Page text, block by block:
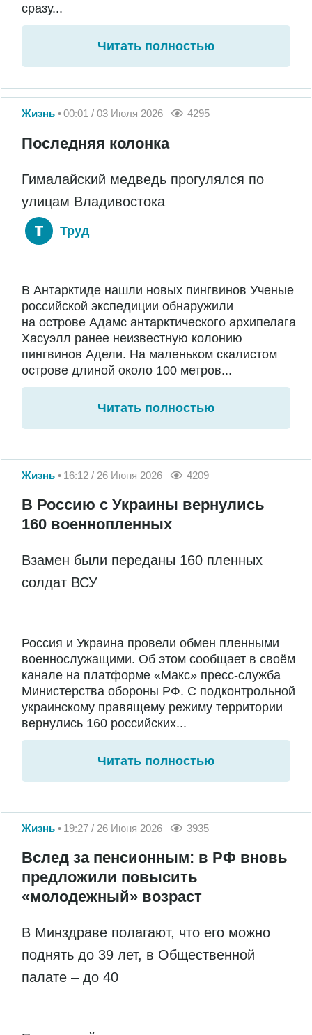
сразу...
Читать полностью
Жизнь 00:01 / 03 Июля 2026 4295
Последняя колонка
Гималайский медведь прогулялся по
улицам Владивостока
Труд
В Антарктиде нашли новых пингвинов Ученые
российской экспедиции обнаружили
на острове Адамс антарктического архипелага
Хасуэлл ранее неизвестную колонию
пингвинов Адели. На маленьком скалистом
острове длиной около 100 метров...
Читать полностью
Жизнь 16:12 / 26 Июня 2026 4209
В Россию с Украины вернулись
160 военнопленных
Взамен были переданы 160 пленных
солдат ВСУ
Россия и Украина провели обмен пленными
военнослужащими. Об этом сообщает в своём
канале на платформе «Макс» пресс-служба
Министерства обороны РФ. С подконтрольной
украинскому правящему режиму территории
вернулись 160 российских...
Читать полностью
Жизнь 19:27 / 26 Июня 2026 3935
Вслед за пенсионным: в РФ вновь
предложили повысить
«молодежный» возраст
В Минздраве полагают, что его можно
поднять до 39 лет, в Общественной
палате – до 40